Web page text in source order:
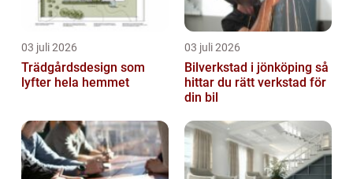
03 juli 2026
Trädgårdsdesign som
lyfter hela hemmet
03 juli 2026
Bilverkstad i jönköping så
hittar du rätt verkstad för
din bil